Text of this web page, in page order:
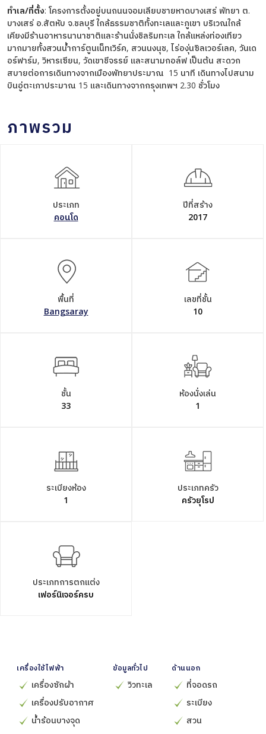
ทำเล/ที่ตั้ง: โครงการตั้งอยู่บนถนนจอมเลียบชายหาดบางเสร่ พัทยา ต.
บางเสร่ อ.สัตหับ จ.ชลบุรี ใกล้ธรรมชาติทั้งทะเลและภูเขา บริเวณใกล้
เคียงมีร้านอาหารนานาชาติและร้านนั่งชิลริมทะเล ใกล้แหล่งท่องเทียว
มากมายทั้งสวนน้ำการ์ตูนเน็ทเวิร์ค, สวนนงนุช, ไร่องุ่นซิลเวอร์เลค, วันเด
อร์ฟาร์ม, วิหารเซียน, วัดเขาชีจรรย์ และสนามกอล์ฟ เป็นต้น สะดวก
สบายต่อการเดินทางจากเมืองพัทยาประมาณ 15 นาที เดินทางไปสนาม
บินอู่ตะเภาประมาณ 15 และเดินทางจากกรุงเทพฯ 2.30 ชั่วโมง
ภาพรวม
ประเภท
คอนโด
ปีที่สร้าง
2017
พื้นที่
Bangsaray
เลขที่ชั้น
10
ชั้น
33
ห้องนั่งเล่น
1
ระเบียงห้อง
1
ประเภทครัว
ครัวยุโรป
ประเภทการตกแต่ง
เฟอร์นิเจอร์ครบ
เครื่องใช้ไฟฟ้า
เครื่องซักผ้า
เครื่องปรับอากาศ
น้ำร้อนบางจุด
ข้อมูลทั่วไป
วิวทะเล
ด้านนอก
ที่จอดรถ
ระเบียง
สวน